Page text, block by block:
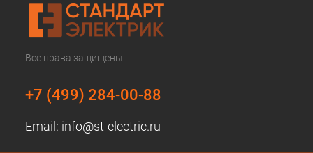
Все права защищены.
+7 (499) 284-00-88
Email: info@st-electric.ru